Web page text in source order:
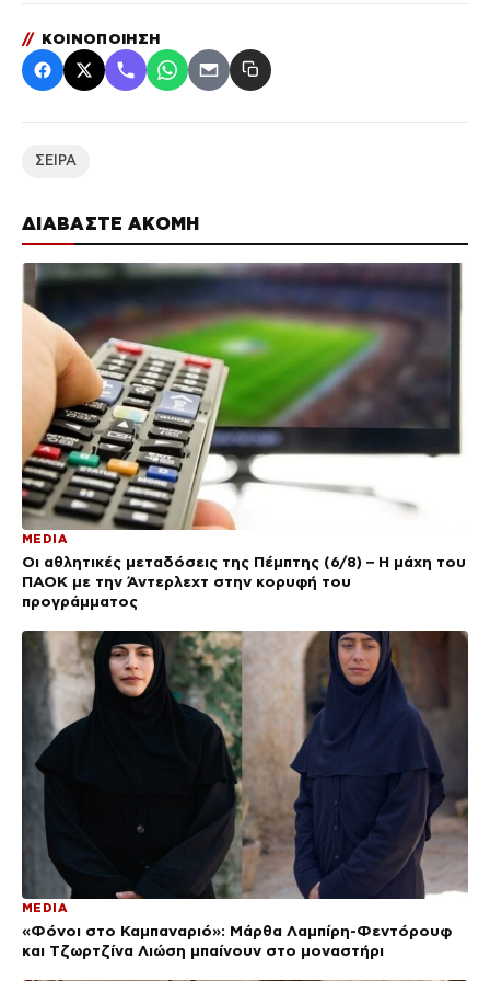
ΔΙΑΒΑΣΤΕ ΑΚΟΜΗ
MEDIA
Οι αθλητικές μεταδόσεις της Πέμπτης (6/8) – Η μάχη του
ΠΑΟΚ με την Άντερλεχτ στην κορυφή του
προγράμματος
MEDIA
«Φόνοι στο Καμπαναριό»: Μάρθα Λαμπίρη-Φεντόρουφ
και Τζωρτζίνα Λιώση μπαίνουν στο μοναστήρι
// ΚΟΙΝΟΠΟΙΗΣΗ
ΣΕΙΡΑ